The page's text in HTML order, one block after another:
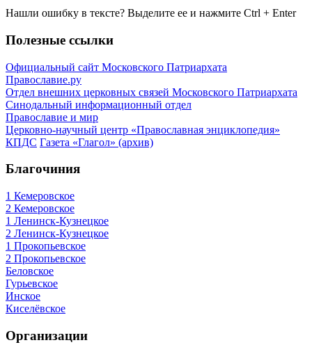
Нашли ошибку в тексте? Выделите ее и нажмите Ctrl + Enter
Полезные ссылки
Официальный сайт Московского Патриархата
Православие.ру
Отдел внешних церковных связей Московского Патриархата
Синодальный информационный отдел
Православие и мир
Церковно-научный центр «Православная энциклопедия»
КПДС Газета «Глагол» (архив)
Благочиния
1 Кемеровское
2 Кемеровское
1 Ленинск-Кузнецкое
2 Ленинск-Кузнецкое
1 Прокопьевское
2 Прокопьевское
Беловское
Гурьевское
Инское
Киселёвское
Организации